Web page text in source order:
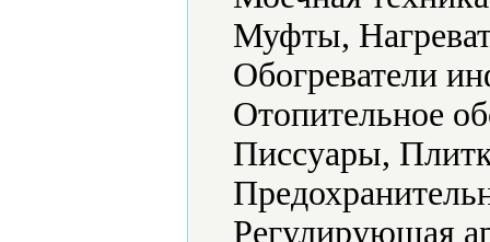
Муфты,
Обогреватели
Отопительное
Писсуары,
Регулирующая